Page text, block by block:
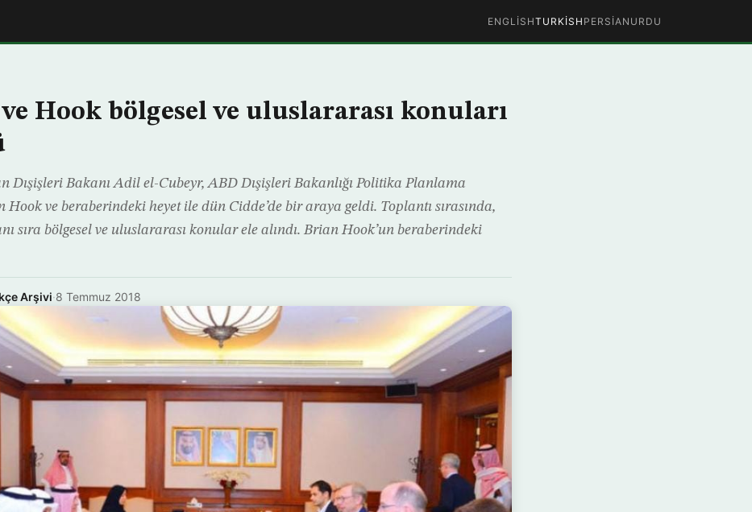
ENGLISHTURKISH PERSIAN URDU
Hook bölgesel ve uluslararası konuları
Dışişleri Bakanı Adil el-Cubeyr, ABD Dışişleri Bakanlığı Politika Planlama
ve beraberindeki heyet ile dün Cidde’de bir araya geldi. Toplantı sırasında,
sıra bölgesel ve uluslararası konular ele alındı. Brian Hook’un beraberindeki
Arşivi·8 Temmuz 2018